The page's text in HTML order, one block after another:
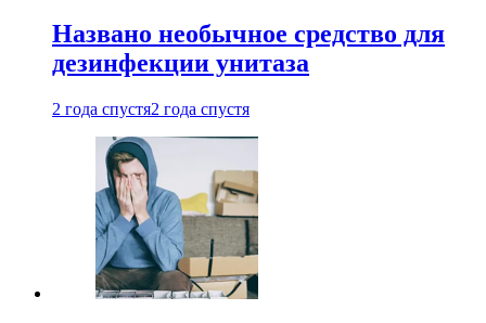
Названо необычное средство для
дезинфекции унитаза
2 года спустя2 года спустя